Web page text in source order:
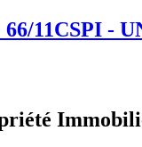
CSPI -